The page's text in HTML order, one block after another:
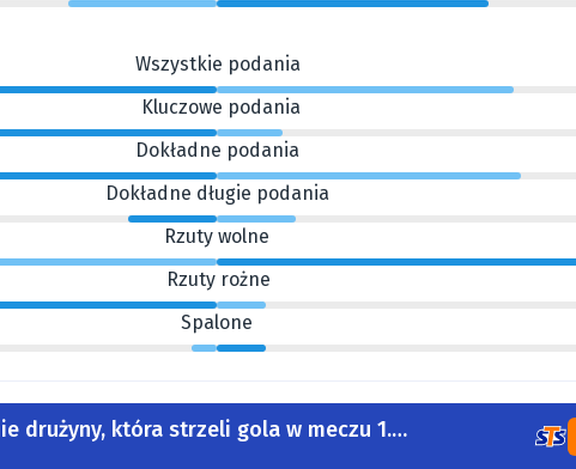
Wszystkie podania
Kluczowe podania
Dokładne podania
Dokładne długie podania
Rzuty wolne
Rzuty rożne
Spalone
drużyny, która strzeli gola w meczu 1.